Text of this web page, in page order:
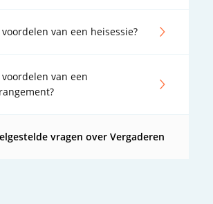
van een heisessie?
van een
vragen over Vergaderen